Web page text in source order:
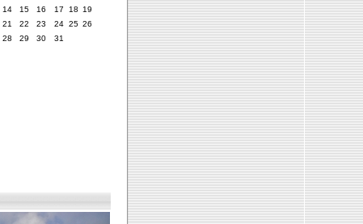
14 15 16 17 18
19
21 22 23 24 25 26
28 29 30 31